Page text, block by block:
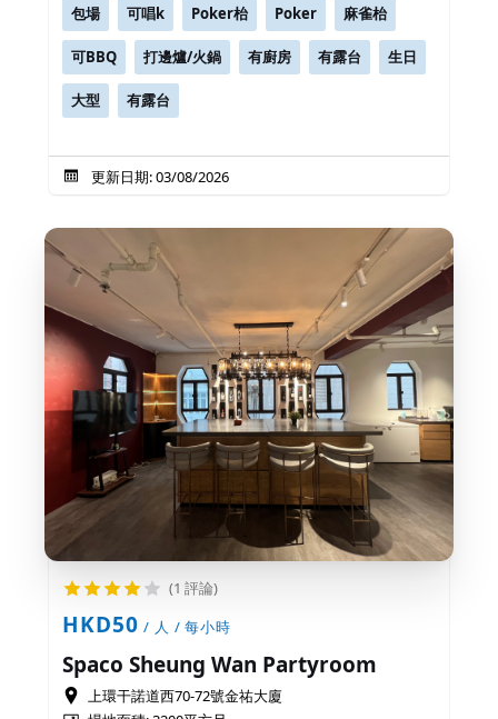
包場 可唱k Poker枱 Poker 麻雀枱
可BBQ 打邊爐/火鍋 有廚房 有露台 生日
大型 有露台
更新日期: 03/08/2026
(1 評論)
HKD50 / 人 / 每小時
Spaco Sheung Wan Partyroom
上環干諾道西70-72號金祐大廈